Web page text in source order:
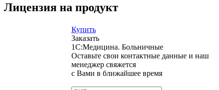
Лицензия на продукт
Купить
Заказать
1С:Медицина. Больничные
Оставьте свои контактные данные и наш
менеджер свяжется
с Вами в ближайшее время